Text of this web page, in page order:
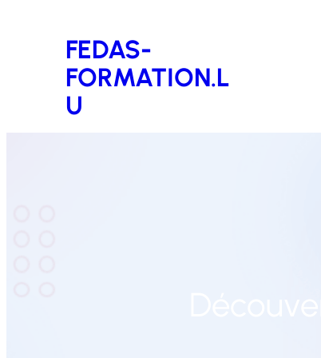
FEDAS-
FORMATION.L
U